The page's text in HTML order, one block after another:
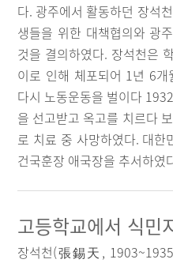
다. 광주에서 활동하던 장석
생들을 위한 대책협의와 광
것을 결의하였다. 장석천은
이로 인해 체포되어 1년 6
다시 노동운동을 벌이다
을 선고받고 옥고를 치르다
로 치료 중 사망하였다. 대
건국훈장 애국장을 추서하였
고등학교에서 식민
장석천(張錫天,